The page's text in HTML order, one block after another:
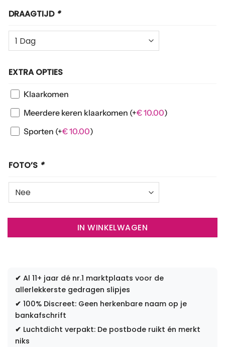
DRAAGTIJD *
EXTRA OPTIES
Klaarkomen
Meerdere keren klaarkomen (+€10.00)
Sporten (+€10.00)
FOTO’S *
IN WINKELWAGEN
✔ Al 11+ jaar dé nr.1 marktplaats voor de
allerlekkerste gedragen slipjes
✔ 100% Discreet: Geen herkenbare naam op je
bankafschrift
✔ Luchtdicht verpakt: De postbode ruikt én merkt
niks